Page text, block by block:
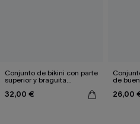
Conjunto de bikini con parte
superior y braguita
reversible de pata de gallo
marrón
32,00 €
de
26,00